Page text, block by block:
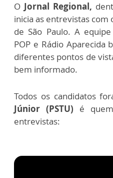
O Jornal Regional,
inicia as entrevistas com
de São Paulo. A
POP e Rádio Aparecida
diferentes pontos de
bem informado.
Todos os candidatos
Júnior (PSTU) é
entrevistas: